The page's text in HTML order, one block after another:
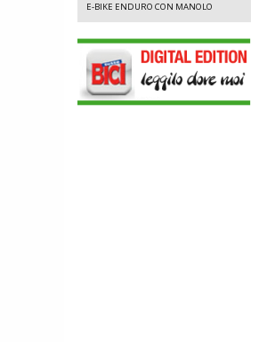
MODERNO: SCARICA L'E-BOOK
GRATUITO DI ETHICSPORT